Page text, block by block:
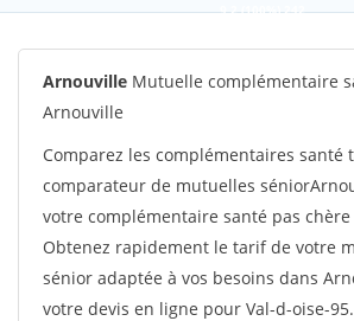
9,2(100%)242
votes
Arnouville Mutuelle complémentaire
Arnouville
Comparez les complémentaires santé
comparateur de mutuelles
votre complémentaire santé pas
Obtenez rapidement le tarif de votre
sénior adaptée à vos besoins dans
votre devis en ligne pour Val-d-oise-95.